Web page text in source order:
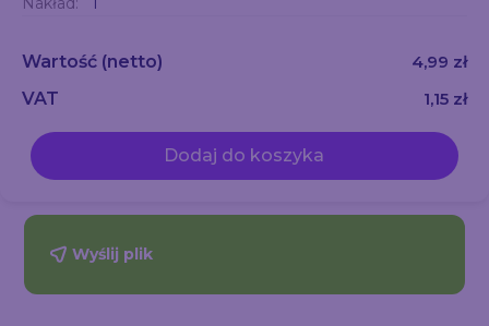
Wartość (netto)
4,99 zł
VAT
1,15 zł
Dodaj do koszyka
Wyślij plik